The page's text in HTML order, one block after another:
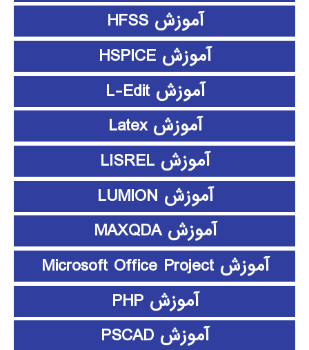
آموزش HFSS
آموزش HSPICE
آموزش L-Edit
آموزش Latex
آموزش LISREL
آموزش LUMION
آموزش MAXQDA
آموزش Microsoft Office Project
آموزش PHP
آموزش PSCAD